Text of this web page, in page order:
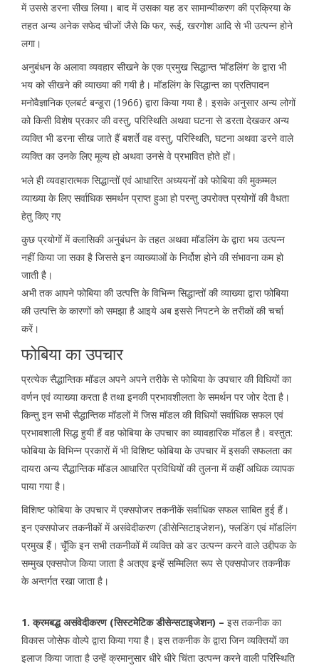
में उससे डरना सीख लिया। बाद में उसका यह डर सामान्यीकरण की प्रक्रिया के
तहत अन्य अनेक सफेद चीजों जैसे कि फर, रूई, खरगोश आदि से भी उत्पन्न होने
लगा।
अनुबंधन के अलावा व्यवहार सीखने के एक प्रमुख सिद्धान्त ‘मॉडलिंग’ के द्वारा भी
भय को सीखने की व्याख्या की गयी है। मॉडलिंग के सिद्धान्त का प्रतिपादन
मनोवैज्ञानिक एलबर्ट बन्डूरा (1966) द्वारा किया गया है। इसके अनुसार अन्य लोगों
को किसी विशेष प्रकार की वस्तु, परिस्थिति अथवा घटना से डरता देखकर अन्य
व्यक्ति भी डरना सीख जाते हैं बशर्ते वह वस्तु, परिस्थिति, घटना अथवा डरने वाले
व्यक्ति का उनके लिए मूल्य हो अथवा उनसे वे प्रभावित होते हों।
भले ही व्यवहारात्मक सिद्धान्तों एवं आधारित अध्ययनों को फोबिया की मुकम्मल
व्याख्या के लिए सर्वाधिक समर्थन प्राप्त हुआ हो परन्तु उपरोक्त प्रयोगों की वैधता
हेतु किए गए
कुछ प्रयोगों में क्लासिकी अनुबंधन के तहत अथवा मॉडलिंग के द्वारा भय उत्पन्न
नहीं किया जा सका है जिससे इन व्याख्याओं के निर्दोश होने की संभावना कम हो
जाती है।
अभी तक आपने फोबिया की उत्पत्ति के विभिन्न सिद्धान्तों की व्याख्या द्वारा फोबिया
की उत्पत्ति के कारणों को समझा है आइये अब इससे निपटने के तरीकों की चर्चा
करें।
फोबिया का उपचार
प्रत्येक सैद्धान्तिक मॉडल अपने अपने तरीके से फोबिया के उपचार की विधियों का
वर्णन एवं व्याख्या करता है तथा इनकी प्रभावशीलता के समर्थन पर जोर देता है।
किन्तु इन सभी सैद्धान्तिक मॉडलों में जिस मॉडल की विधियों सर्वाधिक सफल एवं
प्रभावशाली सिद्ध हुयी हैं वह फोबिया के उपचार का व्यावहारिक मॉडल है। वस्तुत:
फोबिया के विभिन्न प्रकारों में भी विशिष्ट फोबिया के उपचार में इसकी सफलता का
दायरा अन्य सैद्धान्तिक मॉडल आधारित प्रविधियों की तुलना में कहीं अधिक व्यापक
पाया गया है।
विशिष्ट फोबिया के उपचार में एक्सपोजर तकनीकें सर्वाधिक सफल साबित हुई हैं।
इन एक्सपोजर तकनीकों में असंवेदीकरण (डीसेन्सिटाइजेशन), फ्लडिंग एवं मॉडलिंग
प्रमुख हैं। चूॅंकि इन सभी तकनीकों में व्यक्ति को डर उत्पन्न करने वाले उद्दीपक के
सम्मुख एक्सपोज किया जाता है अतएव इन्हें सम्मिलित रूप से एक्सपोजर तकनीक
के अन्तर्गत रखा जाता है।
1. क्रमबद्ध असंवेदीकरण (सिस्टमेटिक डीसेन्सटाइजेशन) – इस तकनीक का
विकास जोसेफ वोल्पे द्वारा किया गया है। इस तकनीक के द्वारा जिन व्यक्तियों का
इलाज किया जाता है उन्हें क्रमानुसार धीरे धीरे चिंता उत्पन्न करने वाली परिस्थिति